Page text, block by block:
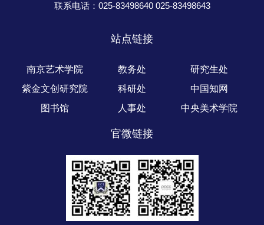
联系电话：025-83498640 025-83498643
站点链接
南京艺术学院 教务处
研究生处
紫金文创研究院
科研处
中国知网
图书馆
人事处 中央美术学院
官微链接